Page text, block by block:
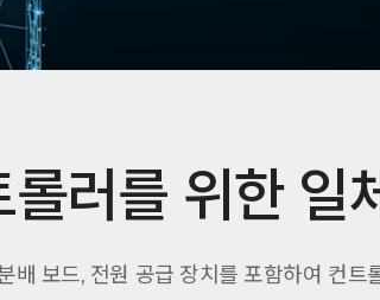
러를 위한 일
보드, 전원 공급 장치를 포함하여 컨트